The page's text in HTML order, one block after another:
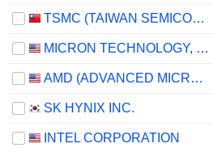
TSMC (TAIWAN SEMICONDUCTOR MANUFACTURING COMPANY)
MICRON TECHNOLOGY, INC.
AMD (ADVANCED MICRO DEVICES)
SK HYNIX INC.
INTEL CORPORATION